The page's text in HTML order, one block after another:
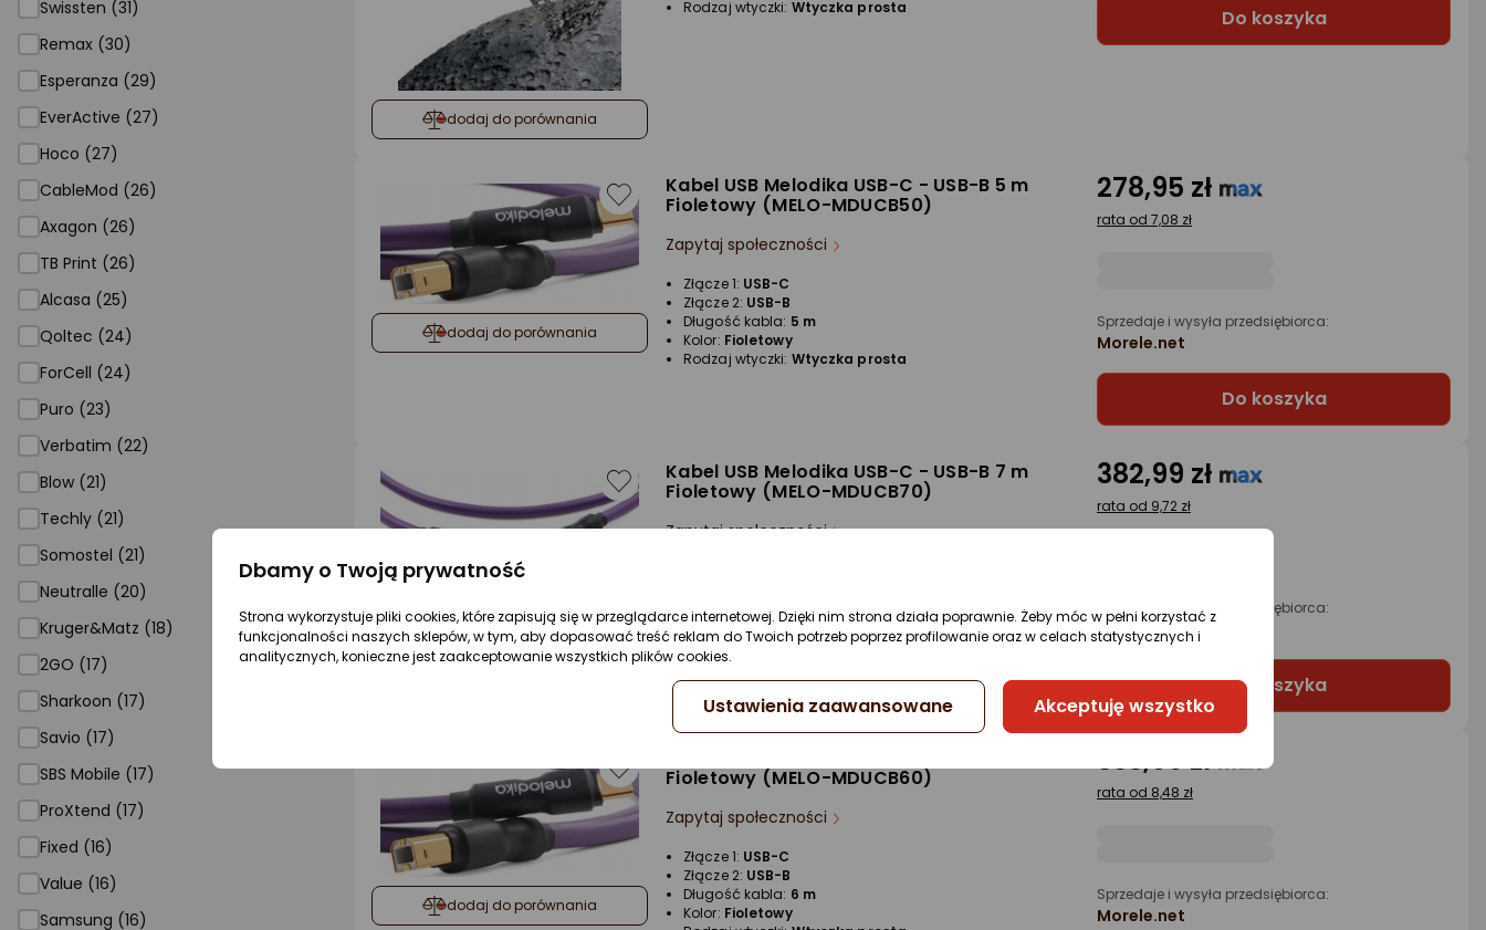
Swissten (31)
Remax (30)
Esperanza (29)
EverActive (27)
Hoco (27)
CableMod (26)
Axagon (26)
TB Print (26)
Alcasa (25)
Qoltec (24)
ForCell (24)
Puro (23)
Verbatim (22)
Blow (21)
Techly (21)
Somostel (21)
Neutralle (20)
Kruger&Matz (18)
2GO (17)
Sharkoon (17)
Savio (17)
SBS Mobile (17)
ProXtend (17)
Fixed (16)
Value (16)
Samsung (16)
dodaj do porównania
Rodzaj wtyczki: Wtyczka prosta Do koszyka
dodaj do porównania
Kabel USB Melodika USB-C - USB-B 5 m
Fioletowy (MELO-MDUCB50)
Zapytaj społeczności
Złącze 1: USB-C
Złącze 2: USB-B
Długość kabla: 5 m
Kolor: Fioletowy
Rodzaj wtyczki: Wtyczka prosta
278,95 zł
rata od 7,08 zł
Sprzedaje i wysyła przedsiębiorca:
Morele.net
Do koszyka
Kabel USB Melodika USB-C - USB-B 7 m
Fioletowy (MELO-MDUCB70)
Zapytaj społeczności
Długość kabla: 7 m
Kolor:Fioletowy
Rodzaj wtyczki:Wtyczka prosta
382,99 zł
rata od 9,72 zł
Sprzedaje i wysyła przedsiębiorca:
Morele.net
Do koszyka
dodaj do porównania
Fioletowy (MELO-MDUCB60)
Zapytaj społeczności
Złącze 1: USB-C
Złącze 2: USB-B
Długość kabla: 6 m
Kolor: Fioletowy
333,99 zł
rata od 8,48 zł
Sprzedaje i wysyła przedsiębiorca:
Morele.net
Dbamy o Twoją prywatność
Strona wykorzystuje pliki cookies, które zapisują się w przeglądarce internetowej. Dzięki nim strona działa poprawnie. Żeby móc w pełni korzystać z
funkcjonalności naszych sklepów, w tym, aby dopasować treść reklam do Twoich potrzeb poprzez profilowanie oraz w celach statystycznych i
analitycznych, konieczne jest zaakceptowanie wszystkich plików cookies.
Ustawienia zaawansowane Akceptuję wszystko